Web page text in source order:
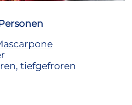
tiefgefroren